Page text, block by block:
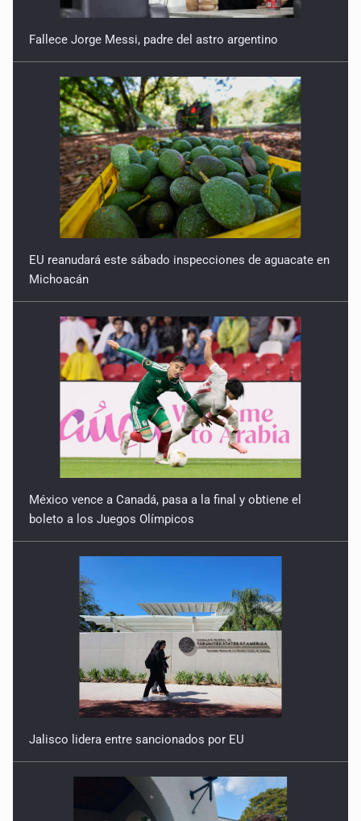
Michoacán
boleto a los Juegos Olímpicos